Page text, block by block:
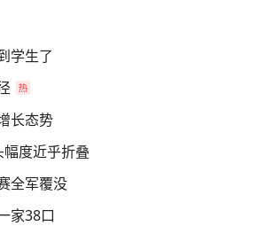
学生了
长态势
度近乎折叠
全军覆没
家38口